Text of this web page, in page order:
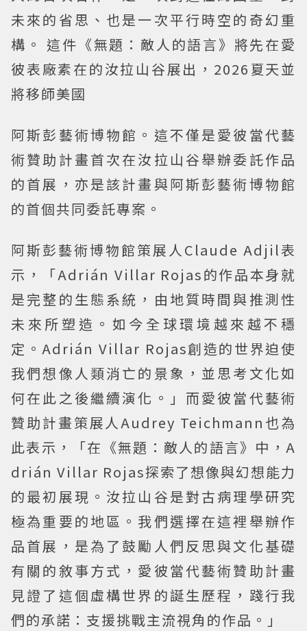
未來的省思、也是一次平行時空的奇幻重
構。 這件《無題：敵人的語言》將先在愛
彼表廠素在的汝拉山谷展出，2026夏天並
將移師美國
阿斯彭藝術博物館。這不僅是愛彼當代藝
術贊助計畫首次在汝拉山谷舉辦委託作品
的首展，亦是該計畫與阿斯彭藝術博物館
的首個共同委託專案。
阿斯彭藝術博物館策展人Claude Adjil表
示，「Adrián Villar Rojas的作品本身就
是完整的生態系統，由地質時間與推測性
未來所塑造。如今全球環境越來越不穩
定。Adrián Villar Rojas創造的世界迫使
我們想像人類消亡的景象，並思考文化如
何在此之後繼續演化。」而愛彼當代藝術
贊助計畫策展人Audrey Teichmann也為
此表示，「在《無題：敵人的語言》中，A
drián Villar Rojas探索了想像與幻想能力
的最初展現。汝拉山谷是對古病理學研究
極為重要的地區。我們選擇在這裡舉辦作
品首展，是為了鼓勵人們反思與文化基礎
有關的敘事方式，愛彼當代藝術贊助計畫
見證了這個虛構世界的誕生歷程，踐行我
們的承諾：支援挑戰主流視角的作品。」